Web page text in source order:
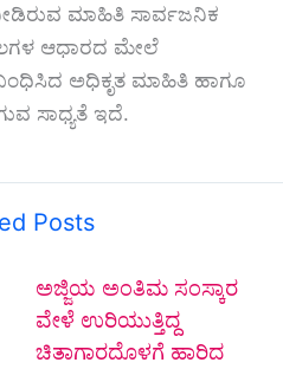
ಮಾಹಿತಿ ಸಾರ್ವಜನಿಕ
ಆಧಾರದ ಮೇಲೆ
ಅಧಿಕೃತ ಮಾಹಿತಿ ಹಾಗೂ
ಸಾಧ್ಯತೆ ಇದೆ.
Posts
ಅಜ್ಜಿಯ ಅಂತಿಮ ಸಂಸ್ಕಾರ
ವೇಳೆ ಉರಿಯುತ್ತಿದ್ದ
ಚಿತಾಗಾರದೊಳಗೆ ಹಾರಿದ